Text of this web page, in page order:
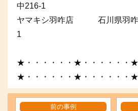
中216-1
ヤマキシ羽咋店 石川県羽咋
1
★・・・・・・★・・・・・・★
★・・・・・・★・・・・・・★
前の事例